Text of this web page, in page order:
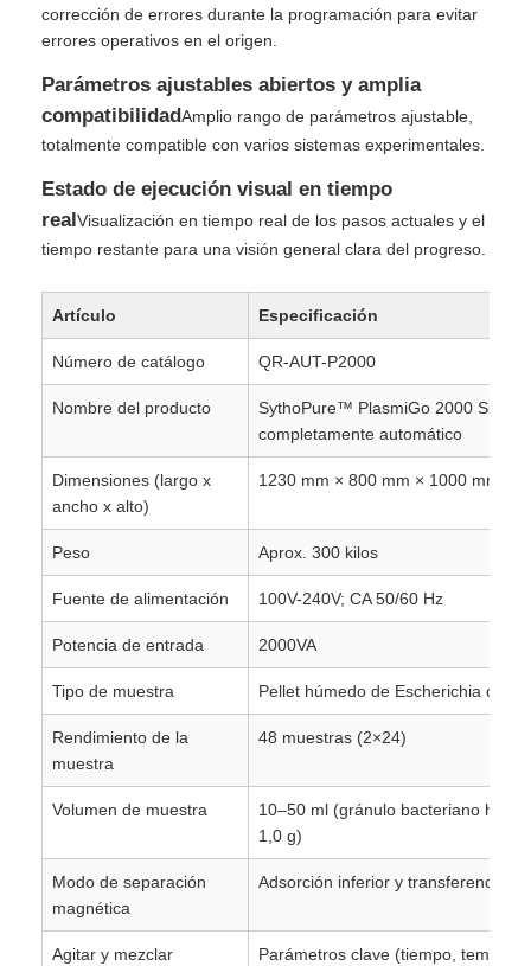
Perlas magnéticas de clasificación de células
Purificación magnética de la proteína de las gotas
Perlas magnéticas activadas por superficie
Instrumentos y consumibles automatizados
corrección de errores durante la programación para evitar
errores operativos en el origen.
Parámetros ajustables abiertos y amplia
compatibilidadAmplio rango de parámetros ajustable,
totalmente compatible con varios sistemas experimentales.
Estado de ejecución visual en tiempo
realVisualización en tiempo real de los pasos actuales y el
tiempo restante para una visión general clara del progreso.
Artículo Especificación
Número de catálogo QR-AUT-P2000
Nombre del producto
SythoPure™ PlasmiGo 2000
completamente automático
Dimensiones (largo x
ancho x alto)
1230 mm × 800 mm × 1000 mm
Peso Aprox. 300 kilos
Fuente de alimentación 100V-240V; CA 50/60 Hz
Potencia de entrada 2000VA
Tipo de muestra Pellet húmedo de Escherichia coli
Rendimiento de la
muestra
48 muestras (2×24)
Volumen de muestra
10–50 ml (gránulo bacteriano
1,0 g)
Modo de separación
magnética
Adsorción inferior y transferencia
Agitar y mezclar
Parámetros clave (tiempo,